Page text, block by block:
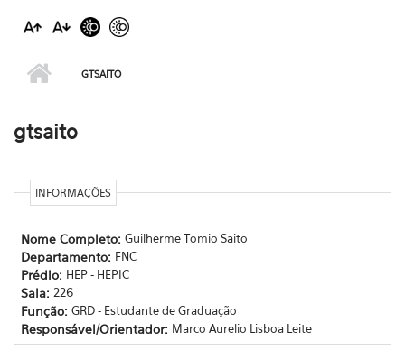
GTSAITO
gtsaito
INFORMAÇÕES
Nome Completo: Guilherme Tomio Saito
Departamento: FNC
Prédio: HEP - HEPIC
Sala: 226
Função: GRD - Estudante de Graduação
Responsável/Orientador: Marco Aurelio Lisboa Leite